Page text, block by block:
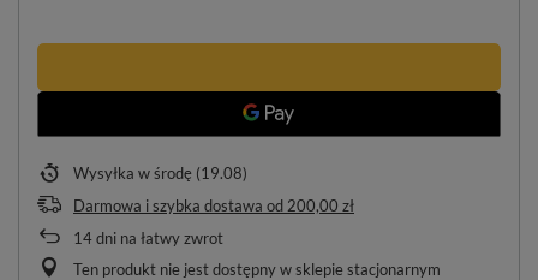
Wysyłka w środę (19.08)
Darmowa i szybka dostawa od 200,00 zł
14dni na łatwy zwrot
Ten produkt nie jest dostępny w sklepie stacjonarnym